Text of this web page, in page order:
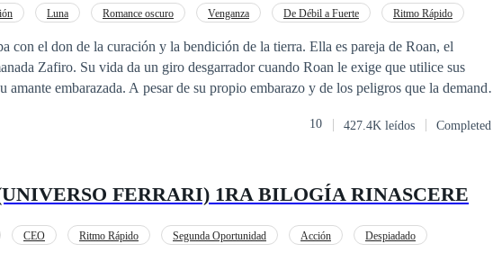
rechaza tu lobo interno puede morir, por
a casa los hijos del Alfa y el
de la Manada. **Tercera parte: Mi Alfa mi destino completa en la app
Luna Romance oscuro Venganza De Débil a Fuerte
Ritmo Rápido
con el don de la curación y la bendición de la tierra. Ella es pareja de Roan, el
Zafiro. Su vida da un giro desgarrador cuando Roan le exige que utilice sus
amante embarazada. A pesar de su propio embarazo y de los peligros que la demanda
su mundo hecho añicos, Zebela se enfrenta a sus demonios internos, debatiéndose
de la espada. ¿Logrará liberarse de las cadenas del amor y la traición? ¿O quedará
atada a él de por vida?
10 427.4K leídos Completed
FERRARI) 1RA BILOGÍA RINASCERE
CEO Ritmo Rápido Segunda Oportunidad Acción
Despiadado